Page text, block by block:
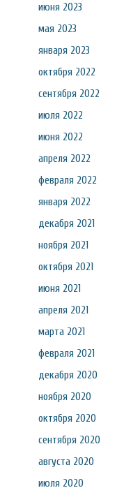
июня 2023
мая 2023
января 2023
октября 2022
сентября 2022
июля 2022
июня 2022
апреля 2022
февраля 2022
января 2022
декабря 2021
ноября 2021
октября 2021
июня 2021
апреля 2021
марта 2021
февраля 2021
декабря 2020
ноября 2020
октября 2020
сентября 2020
августа 2020
июля 2020